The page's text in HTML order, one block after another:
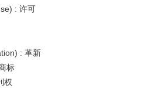
: 许可
: 革新
标
权